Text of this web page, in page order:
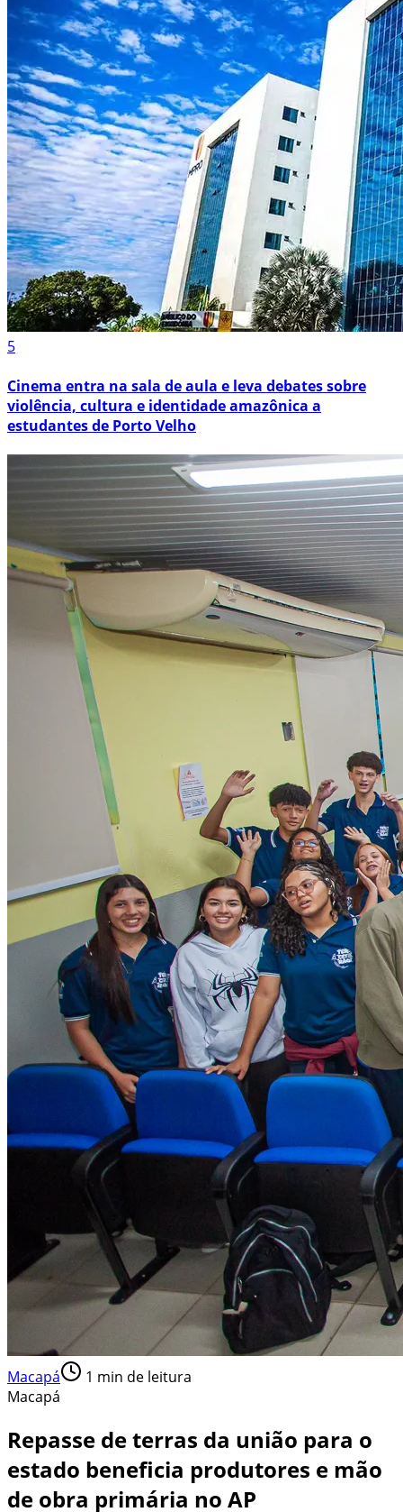
5
Cinema entra na sala de aula e leva debates sobre
violência, cultura e identidade amazônica a
estudantes de Porto Velho
Macapá 1 min de leitura
Macapá
Repasse de terras da união para o
estado beneficia produtores e mão
de obra primária no AP